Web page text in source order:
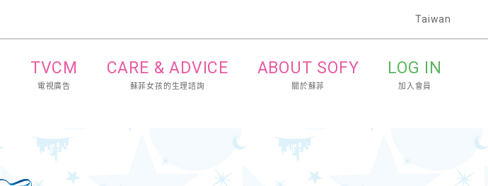
Taiwan
TVCM
電視廣告
CARE & ADVICE
蘇菲女孩的生理諮詢
ABOUT SOFY
關於蘇菲
LOG IN
加入會員